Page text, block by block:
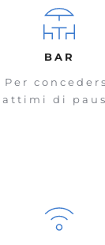
BAR
Per
attimi di